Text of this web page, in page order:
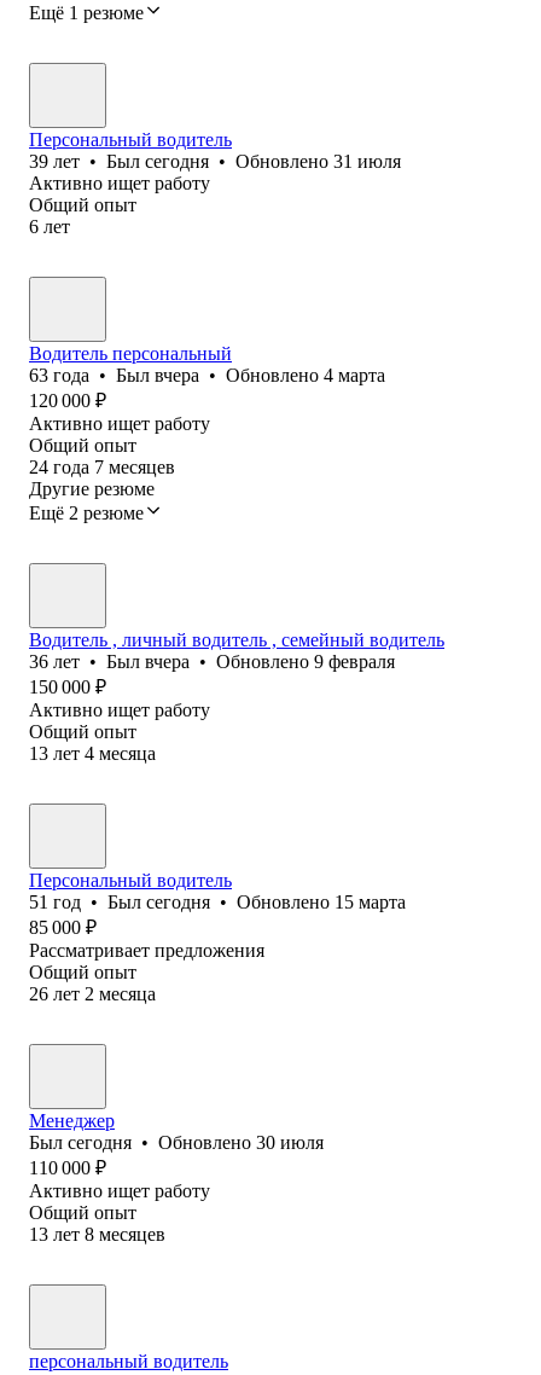
Ещё 1 резюме
Персональный водитель
39 лет • Был сегодня • Обновлено 31 июля
Активно ищет работу
Общий опыт
6 лет
Водитель персональный
63 года • Был вчера • Обновлено 4 марта
120 000 ₽
Активно ищет работу
Общий опыт
24 года 7 месяцев
Другие резюме
Ещё 2 резюме
Водитель , личный водитель , семейный водитель
36 лет • Был вчера • Обновлено 9 февраля
150 000 ₽
Активно ищет работу
Общий опыт
13 лет 4 месяца
Персональный водитель
51 год • Был сегодня • Обновлено 15 марта
85 000 ₽
Рассматривает предложения
Общий опыт
26 лет 2 месяца
Менеджер
Был сегодня • Обновлено 30 июля
110 000 ₽
Активно ищет работу
Общий опыт
13 лет 8 месяцев
персональный водитель